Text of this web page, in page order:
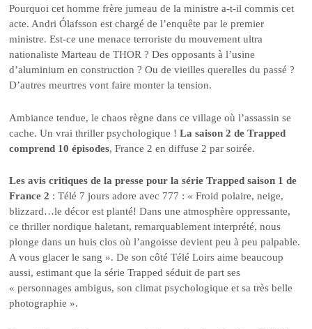
Pourquoi cet homme frère jumeau de la ministre a-t-il commis cet
acte. Andri Ólafsson est chargé de l’enquête par le premier
ministre. Est-ce une menace terroriste du mouvement ultra
nationaliste Marteau de THOR ? Des opposants à l’usine
d’aluminium en construction ? Ou de vieilles querelles du passé ?
D’autres meurtres vont faire monter la tension.
Ambiance tendue, le chaos règne dans ce village où l’assassin se
cache. Un vrai thriller psychologique ! La saison 2 de Trapped
comprend 10 épisodes, France 2 en diffuse 2 par soirée.
Les avis critiques de la presse pour la série Trapped saison 1 de
France 2 : Télé 7 jours adore avec 777 : « Froid polaire, neige,
blizzard…le décor est planté! Dans une atmosphère oppressante,
ce thriller nordique haletant, remarquablement interprété, nous
plonge dans un huis clos où l’angoisse devient peu à peu palpable.
A vous glacer le sang ». De son côté Télé Loirs aime beaucoup
aussi, estimant que la série Trapped séduit de part ses
« personnages ambigus, son climat psychologique et sa très belle
photographie ».